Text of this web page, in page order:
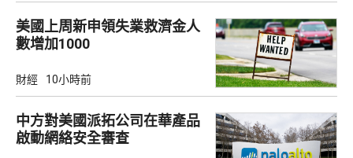
美國上周新申領失業救濟金人
數增加1000
財經 10小時前
中方對美國派拓公司在華產品
啟動網絡安全審查